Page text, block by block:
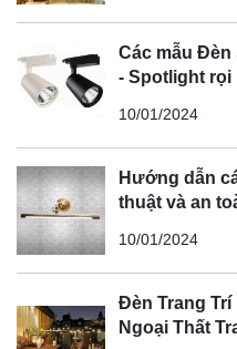
Các mẫu Đèn
- Spotlight rọi
10/01/2024
Hướng dẫn
thuật và an
10/01/2024
Đèn Trang Trí
Ngoại Thất